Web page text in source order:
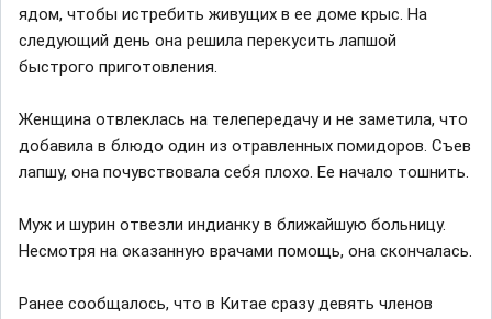
ядом, чтобы истребить живущих в ее доме крыс. На
следующий день она решила перекусить лапшой
быстрого приготовления.
Женщина отвлеклась на телепередачу и не заметила, что
добавила в блюдо один из отравленных помидоров. Съев
лапшу, она почувствовала себя плохо. Ее начало тошнить.
Муж и шурин отвезли индианку в ближайшую больницу.
Несмотря на оказанную врачами помощь, она скончалась.
Ранее сообщалось, что в Китае сразу девять членов